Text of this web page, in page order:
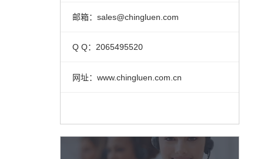
邮箱：sales@chingluen.com
Q Q：2065495520
网址：www.chingluen.com.cn